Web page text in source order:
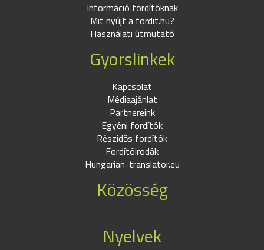
Információ fordítóknak
Mit nyújt a fordit.hu?
Használati útmutató
Gyorslinkek
Kapcsolat
Médiaajánlat
Partnereink
Egyéni fordítók
Részidős fordítók
Fordítóirodák
Hungarian-translator.eu
Közösség
Nyelvek